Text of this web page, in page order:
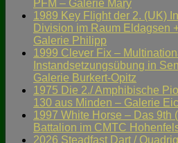
PFM – Galerie Mary
1989 Key Flight der 2. (UK)
Division im Raum Eldagsen
Galerie Philipp
1999 Clever Fix –
Instandsetzungsübung in
Galerie Burkert-Opitz
1975 Die 2./ Amphibische
130 aus Minden – Galerie
1997 White Horse – Das 9th
Battalion im CMTC
2026 Steadfast Dart /